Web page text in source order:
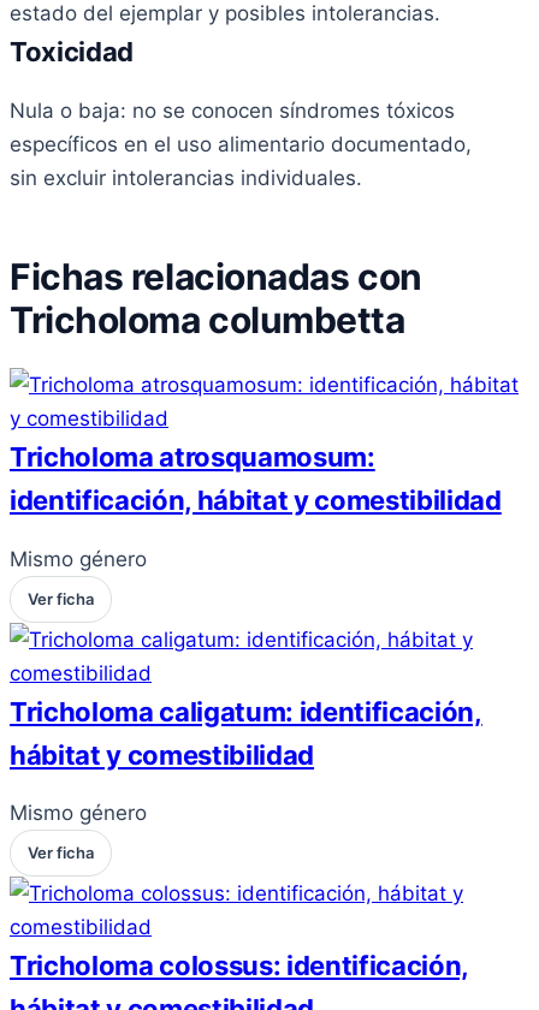
estado del ejemplar y posibles intolerancias.
Toxicidad
Nula o baja: no se conocen síndromes tóxicos
específicos en el uso alimentario documentado,
sin excluir intolerancias individuales.
Fichas relacionadas con
Tricholoma columbetta
Tricholoma atrosquamosum:
identificación, hábitat y comestibilidad
Mismo género
Ver ficha
Tricholoma caligatum: identificación,
hábitat y comestibilidad
Mismo género
Ver ficha
Tricholoma colossus: identificación,